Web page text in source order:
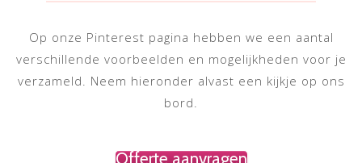
Op onze Pinterest pagina hebben we een aantal
verschillende voorbeelden en mogelijkheden voor je
verzameld. Neem hieronder alvast een kijkje op ons
bord.
Offerte aanvragen